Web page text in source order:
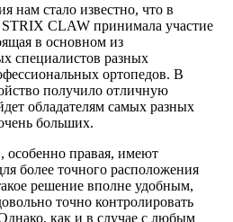
нам стало известно, что в
STRIX CLAW принимала участие
в основном из
специалистов разных
ортопедов. В
получило отличную
обладателям самых разных
больших.
правая, имеют
более точного расположения
решение вполне удобным,
точно контролировать
как и в случае с любым